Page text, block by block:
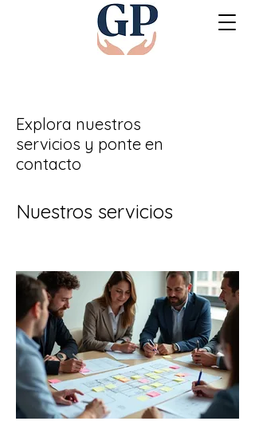
Explora nuestros
servicios y ponte en
contacto
Nuestros servicios